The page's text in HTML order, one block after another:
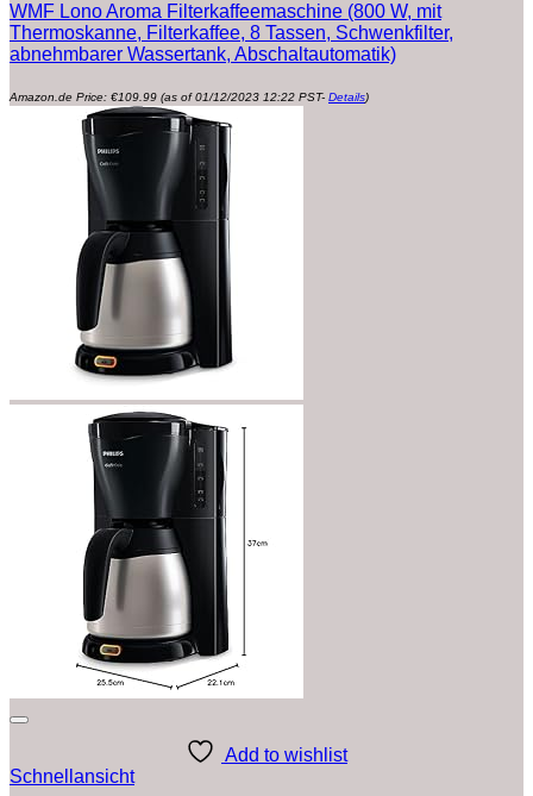
WMF Lono Aroma Filterkaffeemaschine (800 W, mit
Thermoskanne, Filterkaffee, 8 Tassen, Schwenkfilter,
abnehmbarer Wassertank, Abschaltautomatik)
Amazon.de Price: €109.99 (as of 01/12/2023 12:22 PST- Details)
Add to wishlist
Schnellansicht